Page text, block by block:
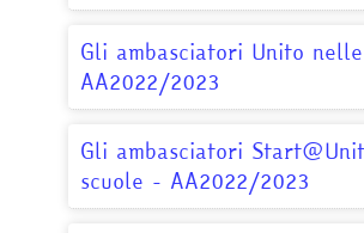
Gli ambasciatori Unito
AA2022/2023
Gli ambasciatori
scuole - AA2022/2023